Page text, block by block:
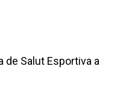
de Salut Esportiva a